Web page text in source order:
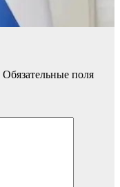
Обязательные поля